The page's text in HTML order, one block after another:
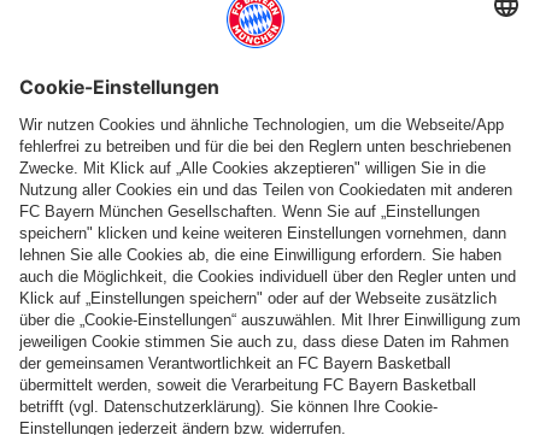
2016, 2017, 2018
Bezirksmeister
Bayerischer Meister
2013, 2016, 2017, 2018, 2019,
2023
Süddeutscher Meister
2013, 2016, 2017, 2018, 2019,
2023
Deutscher Meister 2023